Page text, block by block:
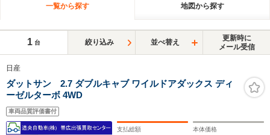
一覧から探す 地図から探す
1 台 絞り込み 並べ替え
更新時に
メール受信
日産
ダットサン 2.7 ダブルキャブ ワイルドアダックス ディ
ーゼルターボ 4WD
車両品質評価書付
支払総額 本体価格